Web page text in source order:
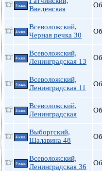
4 ккв.
Введенская
4 ккв.
Всеволожский,
Черная речка 30
4 ккв.
Всеволожский,
Ленинградская 13
4 ккв.
Всеволожский,
Ленинградская 11
4 ккв.
Всеволожский,
Ленинградская
4 ккв.
Выборгский,
Шалавина 48
4 ккв.
Всеволожский,
Ленинградская 36